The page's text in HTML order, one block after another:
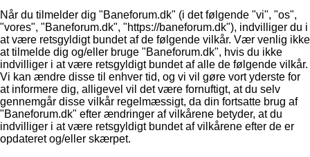
Når du tilmelder dig "Baneforum.dk" (i det følgende "vi", "os",
"vores", "Baneforum.dk", "https://baneforum.dk"), indvilliger du i
at være retsgyldigt bundet af de følgende vilkår. Vær venlig ikke
at tilmelde dig og/eller bruge "Baneforum.dk", hvis du ikke
indvilliger i at være retsgyldigt bundet af alle de følgende vilkår.
Vi kan ændre disse til enhver tid, og vi vil gøre vort yderste for
at informere dig, alligevel vil det være fornuftigt, at du selv
gennemgår disse vilkår regelmæssigt, da din fortsatte brug af
"Baneforum.dk" efter ændringer af vilkårene betyder, at du
indvilliger i at være retsgyldigt bundet af vilkårene efter de er
opdateret og/eller skærpet.